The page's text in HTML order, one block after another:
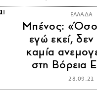
ΕΛΛΑΔΑ
Μπένος: «Όσο
εγώ εκεί,
καμία
στη Βόρεια
28.09.21